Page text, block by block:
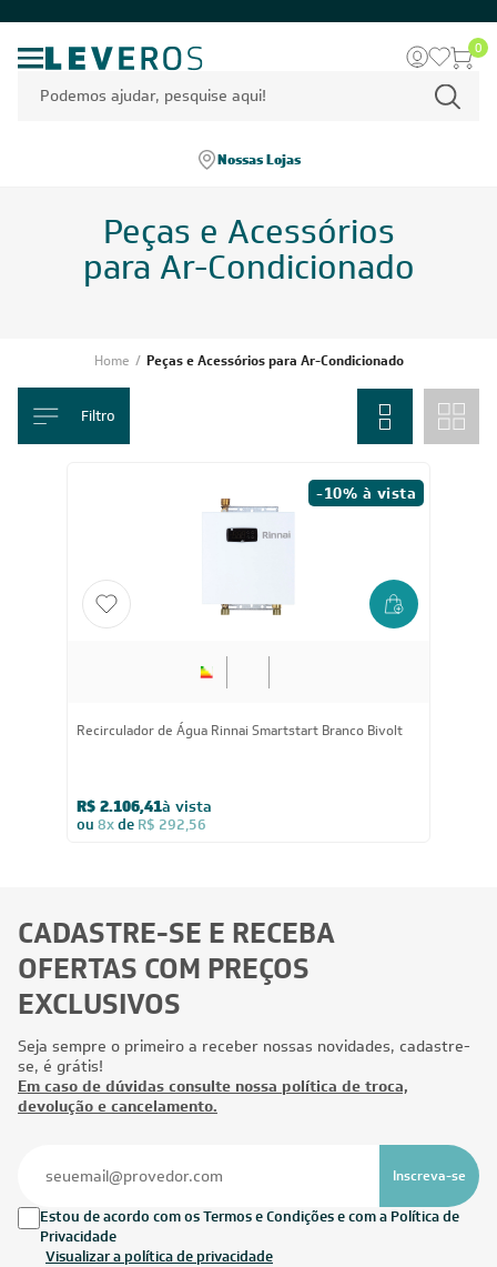
0
Nossas Lojas
Peças e Acessórios
para Ar-Condicionado
Home / Peças e Acessórios para Ar-Condicionado
Filtro
-10% à vista
Recirculador de Água Rinnai Smartstart Branco Bivolt
R$ 2.106,41à vista
ou 8xde R$ 292,56
CADASTRE-SE E RECEBA
OFERTAS COM PREÇOS
EXCLUSIVOS
Seja sempre o primeiro a receber nossas novidades, cadastre-
se, é grátis!
Em caso de dúvidas consulte nossa política de troca,
devolução e cancelamento.
Inscreva-se
Estou de acordo com os Termos e Condições e com a Política de
Privacidade
Visualizar a política de privacidade